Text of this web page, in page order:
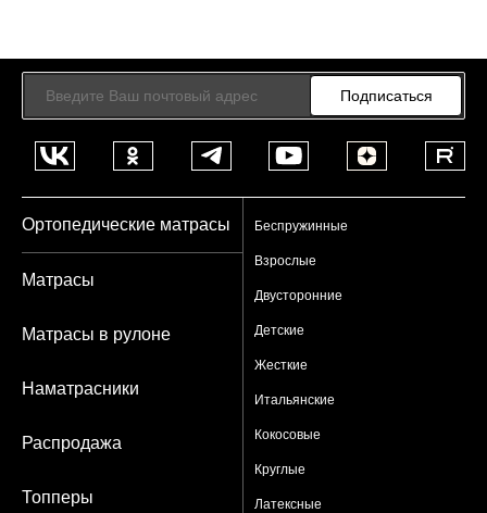
Подписаться
Ортопедические матрасы Беспружинные
Взрослые
Двусторонние
Детские
Жесткие
Итальянские
Кокосовые
Круглые
Латексные
Матрасы
Матрасы в рулоне
Наматрасники
Распродажа
Топперы